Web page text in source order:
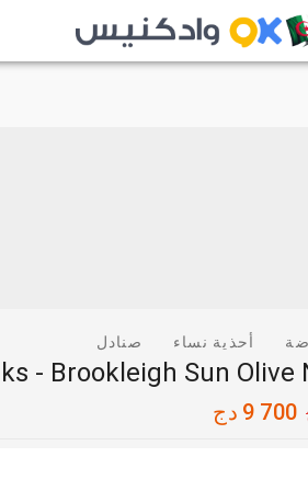
أحذية نساء صنادل
- Brookleigh Sun Olive
9 700 دج